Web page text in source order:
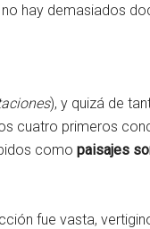
hay demasiados
), y quizá de
cuatro primeros
como paisajes
fue vasta,